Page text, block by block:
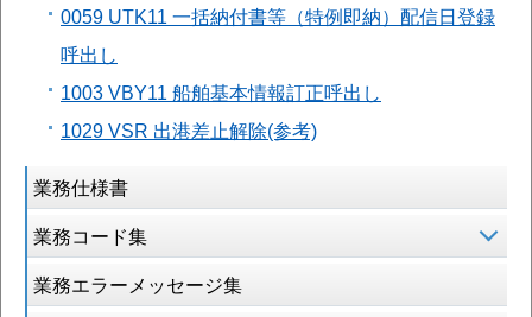
業務仕様書
業務コード集
業務エラーメッセージ集
0059 UTK11 一括納付書等（特例即納）配信日登録
呼出し
1003 VBY11 船舶基本情報訂正呼出し
1029 VSR 出港差止解除(参考)